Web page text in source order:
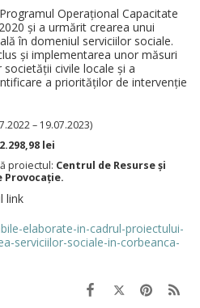
Operațional Capacitate
și a urmărit crearea unui
în domeniul serviciilor sociale.
și implementarea unor măsuri
civile locale și a
a priorităților de intervenție
– 19.07.2023)
lei
proiectul: Centrul de Resurse și
Provocație.
link
elaborate-in-cadrul-proiectului-
serviciilor-sociale-in-corbeanca-